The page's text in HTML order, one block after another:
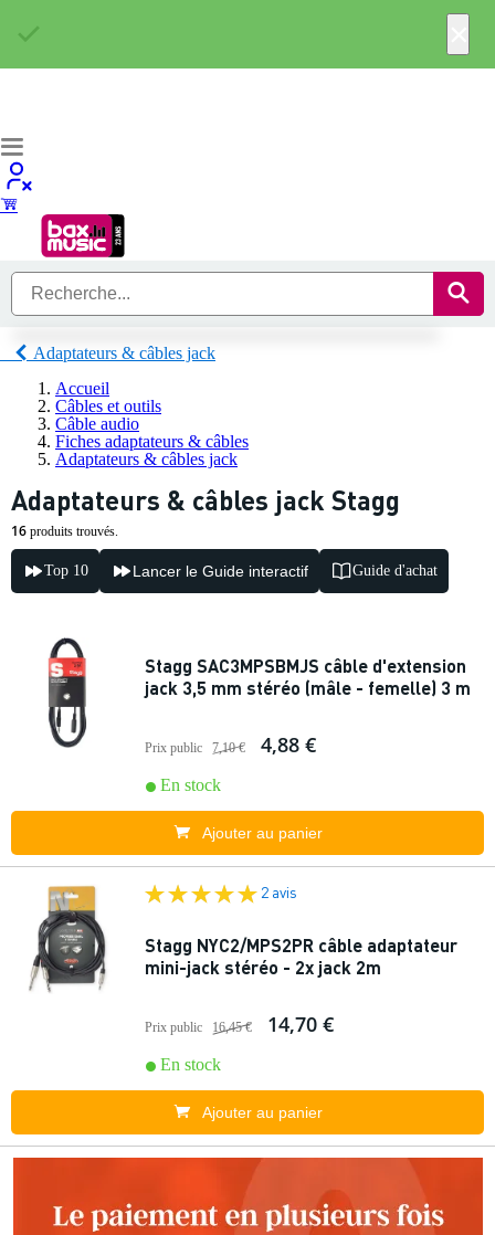
Adaptateurs & câbles jack
Accueil
Câbles et outils
Câble audio
Fiches adaptateurs & câbles
Adaptateurs & câbles jack
Adaptateurs & câbles jack Stagg
16 produits trouvés.
Top 10 Lancer le Guide interactif Guide d'achat
Stagg SAC3MPSBMJS câble d'extension
jack 3,5 mm stéréo (mâle - femelle) 3 m
Prix public 7,10 € 4,88 €
En stock
Ajouter au panier
2 avis
Stagg NYC2/MPS2PR câble adaptateur
mini-jack stéréo - 2x jack 2m
Prix public 16,45 € 14,70 €
En stock
Ajouter au panier